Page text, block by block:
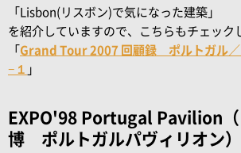
「Lisbon(リスボン)で気になった建築」
を紹介していますので、こちらもチェック
「 Grand Tour 2007 回顧録 ポルトガル
−１ 」
EXPO'98 Portugal Pavilion（
博 ポルトガルパヴィリオン）